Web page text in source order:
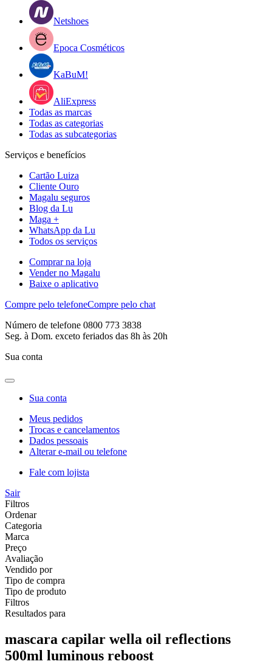
Netshoes
Epoca Cosméticos
KaBuM!
AliExpress
Todas as marcas
Todas as categorias
Todas as subcategorias
Serviços e benefícios
Cartão Luiza
Cliente Ouro
Magalu seguros
Blog da Lu
Maga +
WhatsApp da Lu
Todos os serviços
Comprar na loja
Vender no Magalu
Baixe o aplicativo
Compre pelo telefoneCompre pelo chat
Número de telefone 0800 773 3838
Seg. à Dom. exceto feriados das 8h às 20h
Sua conta
Sua conta
Meus pedidos
Trocas e cancelamentos
Dados pessoais
Alterar e-mail ou telefone
Fale com lojista
Sair
Filtros
Ordenar
Categoria
Marca
Preço
Avaliação
Vendido por
Tipo de compra
Tipo de produto
Filtros
Resultados para
mascara capilar wella oil reflections
500ml luminous reboost